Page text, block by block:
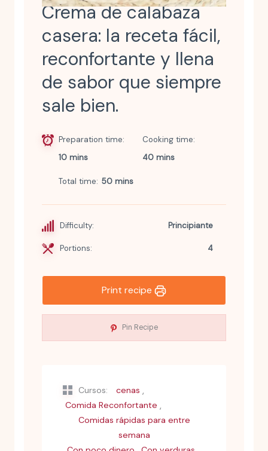
Crema de calabaza
casera: la receta fácil,
reconfortante y llena
de sabor que siempre
sale bien.
Preparation time
10 mins
Cooking time
40 mins
Total time 50 mins
Difficulty: Principiante
Portions: 4
Print recipe
Pin Recipe
Cursos: cenas ,
Comida Reconfortante ,
Comidas rápidas para entre
semana